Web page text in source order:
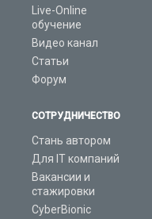
Live-Online
обучение
Видео канал
Статьи
Форум
СОТРУДНИЧЕСТВО
Стань автором
Для IT компаний
Вакансии и
стажировки
CyberBionic